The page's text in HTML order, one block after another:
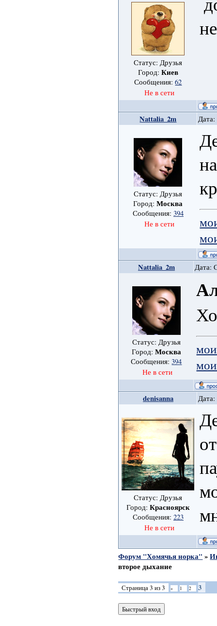
Статус: Друзья
Город: Киев
Сообщения:62
Не в сети
Nattalia_2m
Статус: Друзья
Город:Москва
Сообщения: 394
Не в сети
Nattalia_2m Дата:
Статус: Друзья
Город: Москва
Сообщения:394
Не в сети
denisanna
Статус: Друзья
Город: Красноярск
Сообщения: 223
Не в сети
Форум "Хомячья норка" »
второе дыхание
Страница3 из3 « 1 2 3